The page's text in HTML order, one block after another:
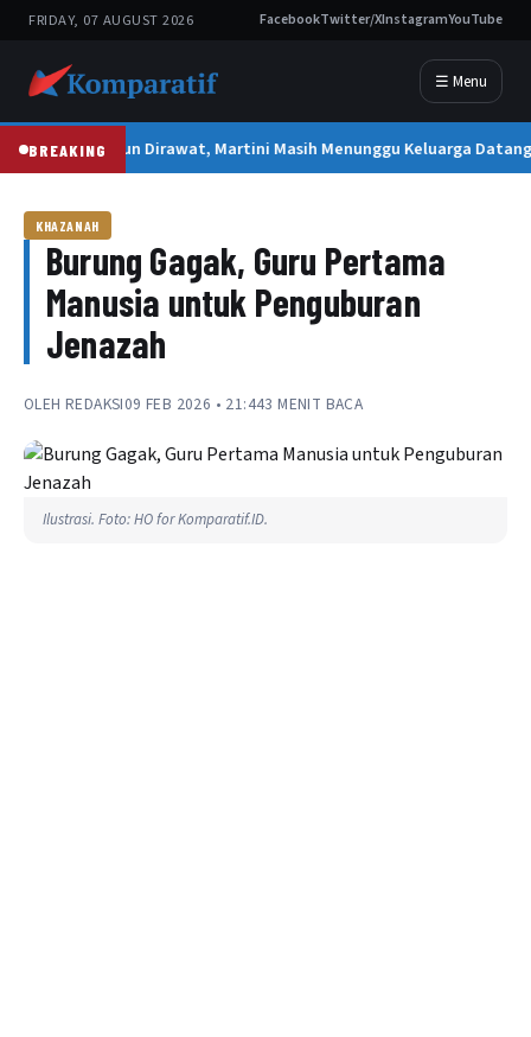
FRIDAY, 07 AUGUST 2026 FacebookTwitter/XInstagramYouTube
☰ Menu
BREAKING2 Tahun Dirawat, Martini Masih Menunggu Keluarga
KHAZANAH
Burung Gagak, Guru Pertama
Manusia untuk Penguburan
Jenazah
OLEH REDAKSI09 FEB 2026 • 21:443 MENIT BACA
Ilustrasi. Foto: HO for Komparatif.ID.